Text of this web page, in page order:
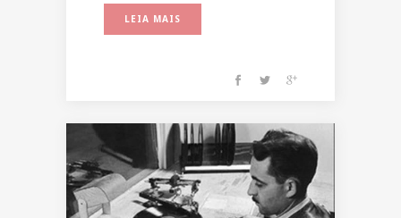
LEIA MAIS